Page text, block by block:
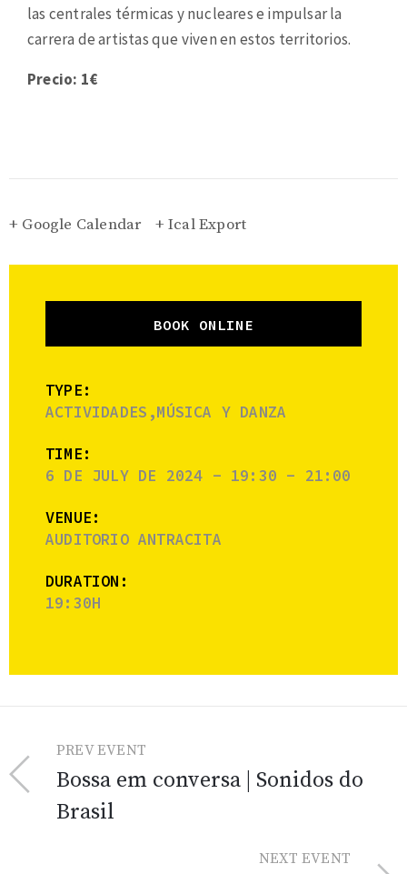
las centrales térmicas y nucleares e impulsar la
carrera de artistas que viven en estos territorios.
Precio: 1€
+ Google Calendar + Ical Export
BOOK ONLINE
TYPE:
ACTIVIDADES,MÚSICA Y DANZA
TIME:
6 DE JULY DE 2024 - 19:30 - 21:00
VENUE:
AUDITORIO ANTRACITA
DURATION:
19:30H
PREV EVENT
Bossa em conversa | Sonidos do
Brasil
NEXT EVENT